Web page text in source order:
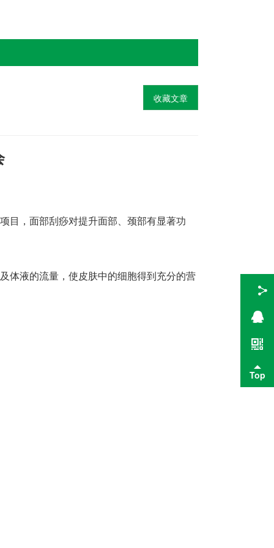
收藏文章
目，面部刮痧对提升面部、颈部有显著功
体液的流量，使皮肤中的细胞得到充分的营
Top